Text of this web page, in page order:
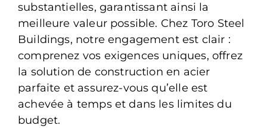
substantielles, garantissant ainsi la
meilleure valeur possible. Chez Toro Steel
Buildings, notre engagement est clair :
comprenez vos exigences uniques, offrez
la solution de construction en acier
parfaite et assurez-vous qu’elle est
achevée à temps et dans les limites du
budget.